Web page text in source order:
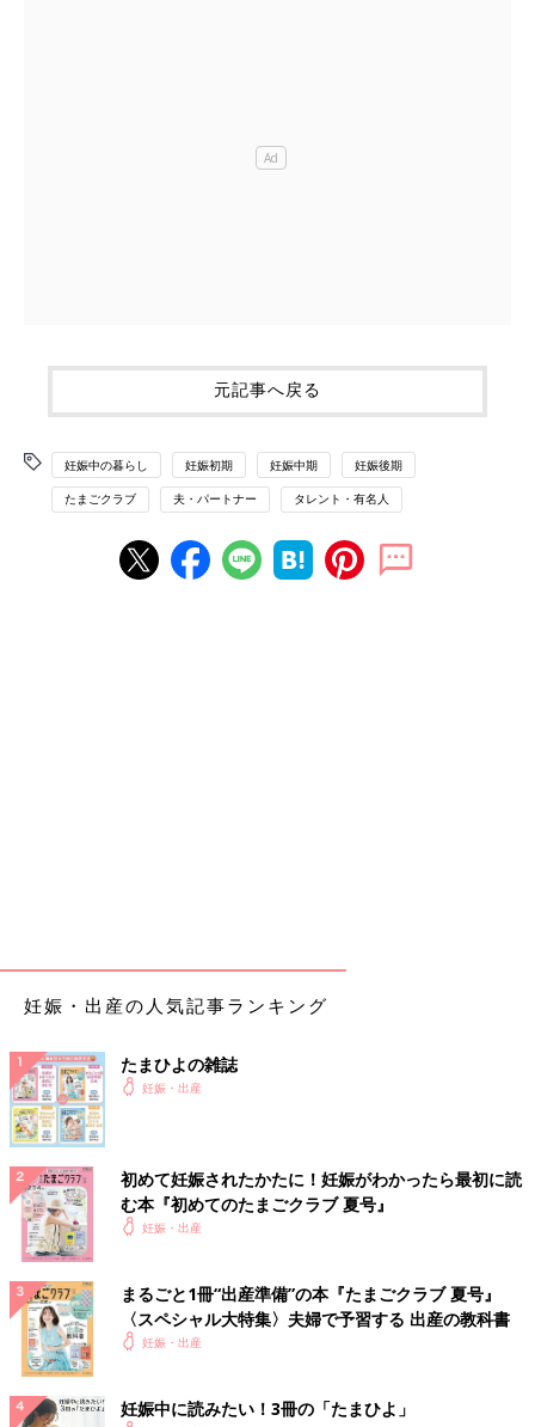
元記事へ戻る
妊娠中の暮らし 妊娠初期 妊娠中期 妊娠後期
たまごクラブ 夫・パートナー タレント・有名人
妊娠・出産の人気記事ランキング
たまひよの雑誌
妊娠・出産
初めて妊娠されたかたに！妊娠がわかったら最初に読
む本『初めてのたまごクラブ 夏号』
妊娠・出産
まるごと1冊“出産準備”の本『たまごクラブ 夏号』
〈スペシャル大特集〉夫婦で予習する 出産の教科書
妊娠・出産
妊娠中に読みたい！3冊の「たまひよ」